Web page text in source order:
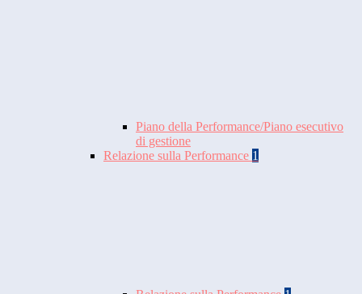
Piano della Performance/Piano esecutivo
di gestione
Relazione sulla Performance 1